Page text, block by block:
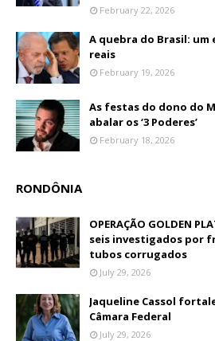
February 22, 2026
A quebra do Brasil:
reais
February 19, 2026
As festas do dono do
abalar os ‘3 Poderes’
February 18, 2026
RONDÔNIA
OPERAÇÃO GOLDEN
seis investigados por
tubos corrugados
July 29, 2026
Jaqueline Cassol
Câmara Federal
July 29, 2026